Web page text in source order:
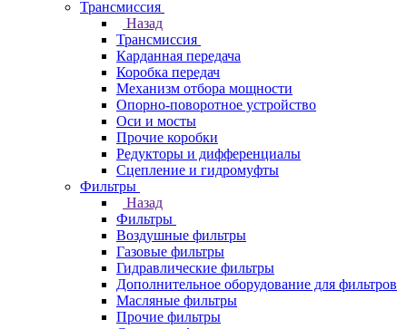
Трансмиссия
Назад
Трансмиссия
Карданная передача
Коробка передач
Механизм отбора мощности
Опорно-поворотное устройство
Оси и мосты
Прочие коробки
Редукторы и дифференциалы
Сцепление и гидромуфты
Фильтры
Назад
Фильтры
Воздушные фильтры
Газовые фильтры
Гидравлические фильтры
Дополнительное оборудование для фильтров
Масляные фильтры
Прочие фильтры